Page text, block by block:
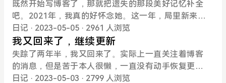
公众号陷瓶颈了，素材不多，更新很慢，也没指望赚
钱。至于2025年嘛，继续不树目标，再接再励吧！最
后，路过的朋友可以关注下我的公众号哦，主要是玩
高端信用卡。
也算完了一桩心事。这几个月就得赶紧发几篇文章，
准备高级经济师的考试了；股市上，继续持有我的s
t，整理收益26%，还行，可惜了年初60%收益，随后
一路回撤；副业上，开始做小红书博主了，这个月粉
丝量增长还挺快的，希望能有所成就吧~至于2024年
嘛，就不树目标了，哈哈哈，再接再厉吧！
自己修改。
既然开始写博客了，那就把遗失的那段美好记忆补全
吧。2021年，我真的好怀念她。这一年，局里新来了
四个领导，赵、方、唐、张，同志们也跟着分成了四
个小组，各跟一个领导，各招一个产业。我、小明、
畅一组，负责制造业招商（B组）；李、博士一组，
负责科技研发及“两链融合”招商；瑞华、鹏海、郭一
组，负责制造业招商（A组）；玺、政一组，负责金
日记 · 2023-05-05 · 2961 人浏览
我又回来了，继续更新
失踪了两年半，我又回来了。实际上一直关注着博客
的消息，但是苦于本人很懒，一直没有动手恢复更
新。这个五一，回来的比较早，闲得无聊，于是恢复
日记 · 2023-05-03 · 2799 人浏览